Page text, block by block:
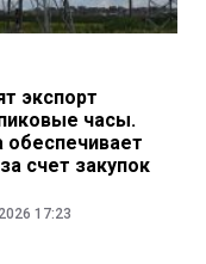
экспорт
часы.
счет закупок
17:23